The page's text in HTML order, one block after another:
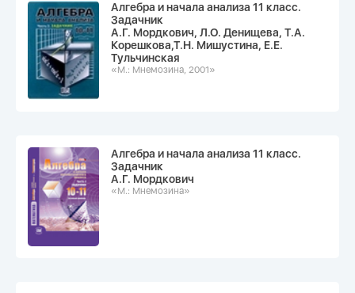
Алгебра и начала анализа 11 класс.
Задачник
А.Г. Мордкович, Л.О. Денищева, Т.А.
Корешкова,Т.Н. Мишустина, Е.Е.
Тульчинская
«М.: Мнемозина, 2001»
Алгебра и начала анализа 11 класс.
Задачник
А.Г. Мордкович
«М.: Мнемозина»